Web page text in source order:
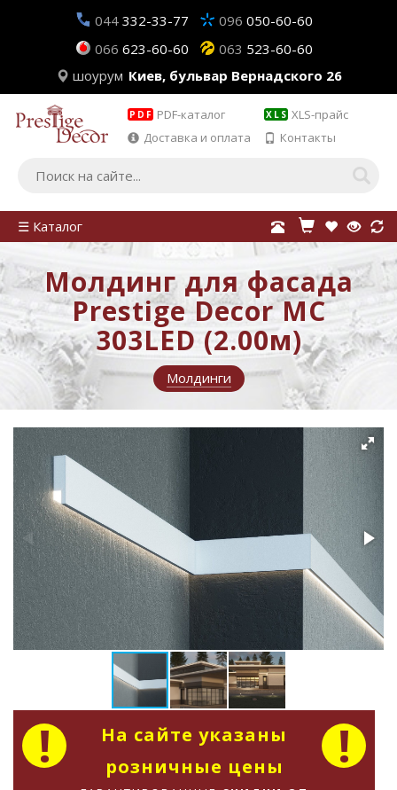
044 332-33-77 096 050-60-60
066 623-60-60 063 523-60-60
шоурум Киев, бульвар Вернадского 26
PDF PDF-каталог XLS XLS-прайс
Доставка и оплата
Контакты
☰ Каталог
Молдинг для фасада
Prestige Decor MC
303LED (2.00м)
Молдинги
На сайте указаны
розничные цены